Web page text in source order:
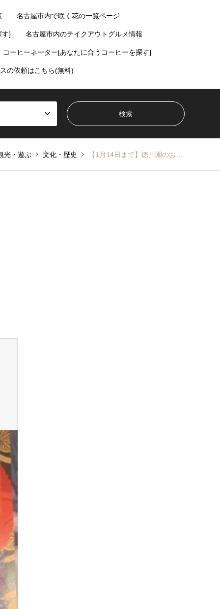
名古屋市内で咲く花の一覧ページ
す] 名古屋市内のテイクアウトグルメ情報
コーヒーネーター[あなたに合うコーヒーを探す]
の依頼はこちら(無料)
光・遊ぶ 文化・歴史 【1月14日まで】徳川園のお正月、松を寿く【東区】